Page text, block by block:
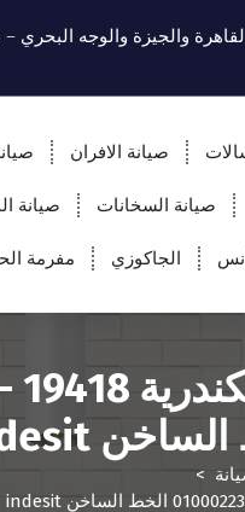
والجيزة والوجه البحري
صيانة الافران
صيانة السخانات صيانة
الجاكوزي مفرمة
صيانة
>